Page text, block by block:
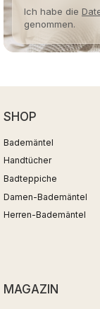
Ich habe die
genommen.
SHOP
Bademäntel
Handtücher
Badteppiche
Damen-Bademäntel
Herren-Bademäntel
MAGAZIN